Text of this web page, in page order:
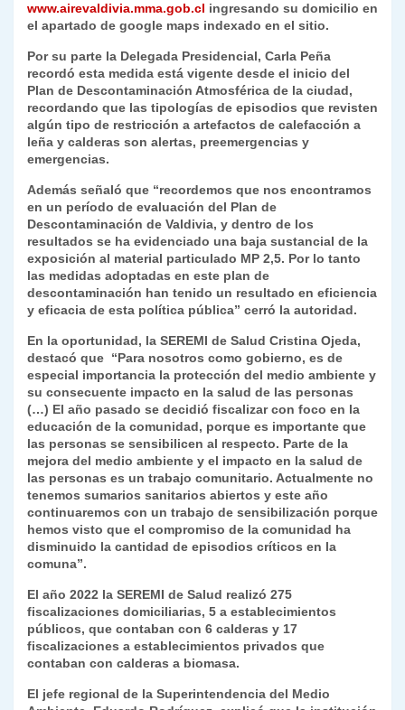
www.airevaldivia.mma.gob.cl ingresando su domicilio en
el apartado de google maps indexado en el sitio.
Por su parte la Delegada Presidencial, Carla Peña
recordó esta medida está vigente desde el inicio del
Plan de Descontaminación Atmosférica de la ciudad,
recordando que las tipologías de episodios que revisten
algún tipo de restricción a artefactos de calefacción a
leña y calderas son alertas, preemergencias y
emergencias.
Además señaló que “recordemos que nos encontramos
en un período de evaluación del Plan de
Descontaminación de Valdivia, y dentro de los
resultados se ha evidenciado una baja sustancial de la
exposición al material particulado MP 2,5. Por lo tanto
las medidas adoptadas en este plan de
descontaminación han tenido un resultado en eficiencia
y eficacia de esta política pública” cerró la autoridad.
En la oportunidad, la SEREMI de Salud Cristina Ojeda,
destacó que “Para nosotros como gobierno, es de
especial importancia la protección del medio ambiente y
su consecuente impacto en la salud de las personas
(…) El año pasado se decidió fiscalizar con foco en la
educación de la comunidad, porque es importante que
las personas se sensibilicen al respecto. Parte de la
mejora del medio ambiente y el impacto en la salud de
las personas es un trabajo comunitario. Actualmente no
tenemos sumarios sanitarios abiertos y este año
continuaremos con un trabajo de sensibilización porque
hemos visto que el compromiso de la comunidad ha
disminuido la cantidad de episodios críticos en la
comuna”.
El año 2022 la SEREMI de Salud realizó 275
fiscalizaciones domiciliarias, 5 a establecimientos
públicos, que contaban con 6 calderas y 17
fiscalizaciones a establecimientos privados que
contaban con calderas a biomasa.
El jefe regional de la Superintendencia del Medio